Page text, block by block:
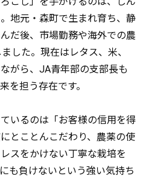
地元・森町で生まれ育ち、静
だ後、市場勤務や海外での農
した。現在はレタス、米、
がら、JA青年部の支部長も
を担う存在です。
いるのは「お客様の信用を得
とことんこだわり、農薬の使
スをかけない丁寧な栽培を
も負けないという強い気持ち